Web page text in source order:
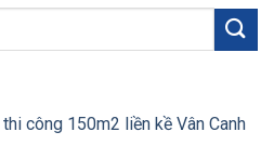
công 150m2 liền kề Vân Canh